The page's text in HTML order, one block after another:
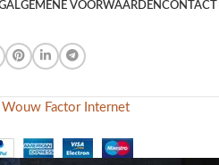
ALGEMENE VOORWAARDENCONTACT
Factor Internet